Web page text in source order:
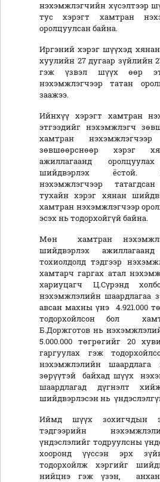
нэхэмжлэгчийн хүсэлтээр
тус хэрэгт хамтран
оролцуулсан байна.
Иргэний хэрэг шүүхэд
хуулийн 27 дугаар зүйлийн
гэж үзвэл шүүх өөр
нэхэмжлэгчээр татан
заажээ.
Ийнхүү хэрэгт хамтран
этгээдийг нэхэмжлэгч
хамтран
зөвшөөрснөөр хэрэг
ажиллагаанд
шийдвэрлэх ёстой.
нэхэмжлэгчээр
тухайн хэрэг хянан
хамтран нэхэмжлэгчээр
эсэх нь тодорхойгүй байна.
Мөн хамтран
шийдвэрлэх
тохиолдолд тэдгээр
хамтарч гаргах атал
хариуцагч Ц.Сүрэнд
нэхэмжлэлийн шаардлагаа
авсан махны үнэ 4.921.000
тодорхойлсон бол
Б.Доржготов нь
5.000.000 төгрөгийг 20
гаргуулах гэж
нэхэмжлэлийн шаардлага
зөрүүтэй байхад шүүх
шаардлагад дүгнэлт
шийдвэрлэсэн нь
Иймд шүүх зохигчдын
тэдгээрийн
үндэслэлийг тодруулсны
хооронд үүссэн эрх
тодорхойлж хэргийг
нийцнэ гэж үзэн,